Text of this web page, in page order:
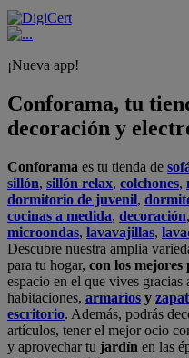
¡Nueva app!
Conforama, tu
decoración y
Conforama es tu tienda de
sillón, sillón relax, colchones,
dormitorio de juvenil,
cocinas a medida, decoración,
microondas, lavavajillas,
Descubre nuestra amplia
para tu hogar, con los mejores
espacio en el que vives gracias
habitaciones, armarios y
escritorio. Además, podrás
artículos, tener el mejor ocio
y aprovechar tu jardín en las